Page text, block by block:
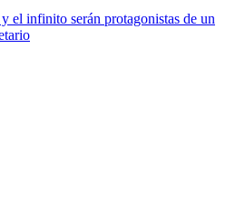
el infinito serán protagonistas de un